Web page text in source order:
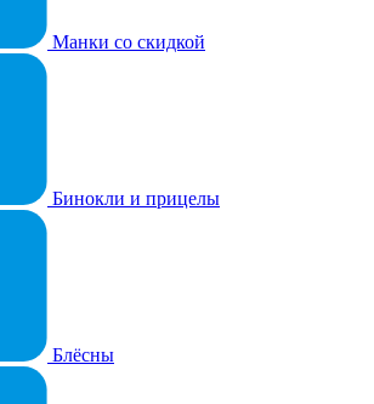
Манки со скидкой
Бинокли и прицелы
Блёсны